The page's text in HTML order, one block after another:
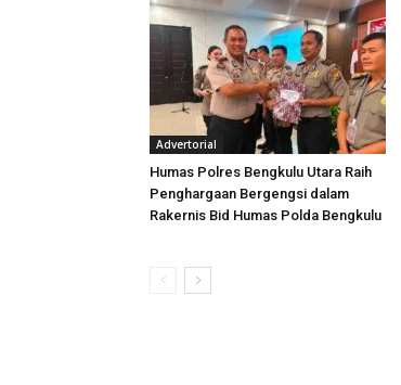
Advertorial
Humas Polres Bengkulu Utara Raih
Penghargaan Bergengsi dalam
Rakernis Bid Humas Polda Bengkulu